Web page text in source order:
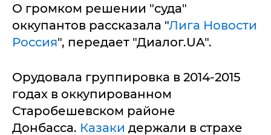
О громком решении "суда"
оккупантов рассказала "Лига Новости
Россия", передает "Диалог.UA".
Орудовала группировка в 2014-2015
годах в оккупированном
Старобешевском районе
Донбасса. Казаки держали в страхе